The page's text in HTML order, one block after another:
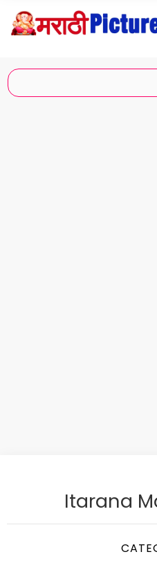
Itarana